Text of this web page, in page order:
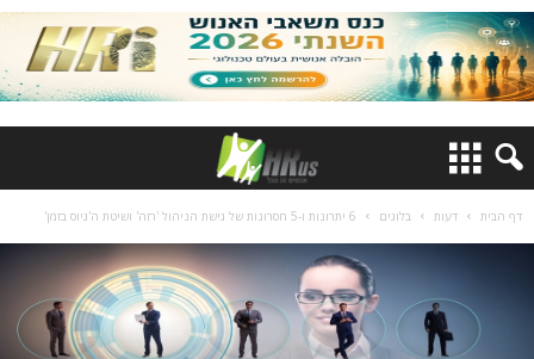
דף הבית דעות בלוגים 6 יתרונות ו-5 חסרונות של גישת הניהול 'רזה' ושיטת ה'גיוס בזמן'